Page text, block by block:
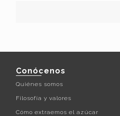
Conócenos
Quiénes somos
Filosofía y valores
Cómo extraemos el azúcar